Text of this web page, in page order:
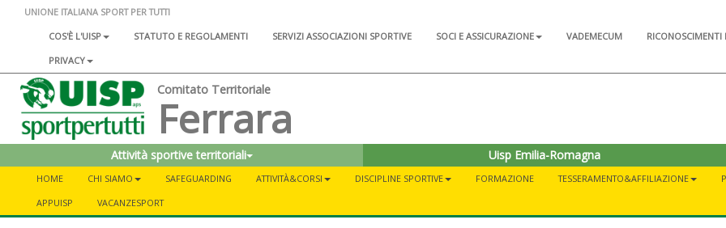
UNIONE ITALIANA SPORT PER TUTTI
COS'È L'UISP
STATUTO E REGOLAMENTI SERVIZI ASSOCIAZIONI SPORTIVE SOCI E ASSICURAZIONE VADEMECUM
RICONOSCIMENTI
PRIVACY
Comitato Territoriale
Ferrara
Attività sportive territoriali Uisp Emilia-Romagna
HOME CHI SIAMO SAFEGUARDING ATTIVITÀ&CORSI DISCIPLINE SPORTIVE FORMAZIONE TESSERAMENTO&AFFILIAZIONE
APPUISP
VACANZESPORT